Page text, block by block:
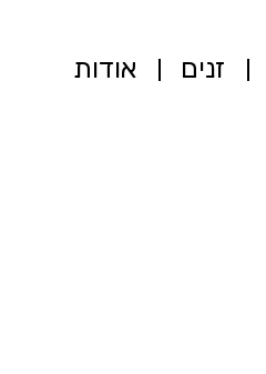
זנים אודות